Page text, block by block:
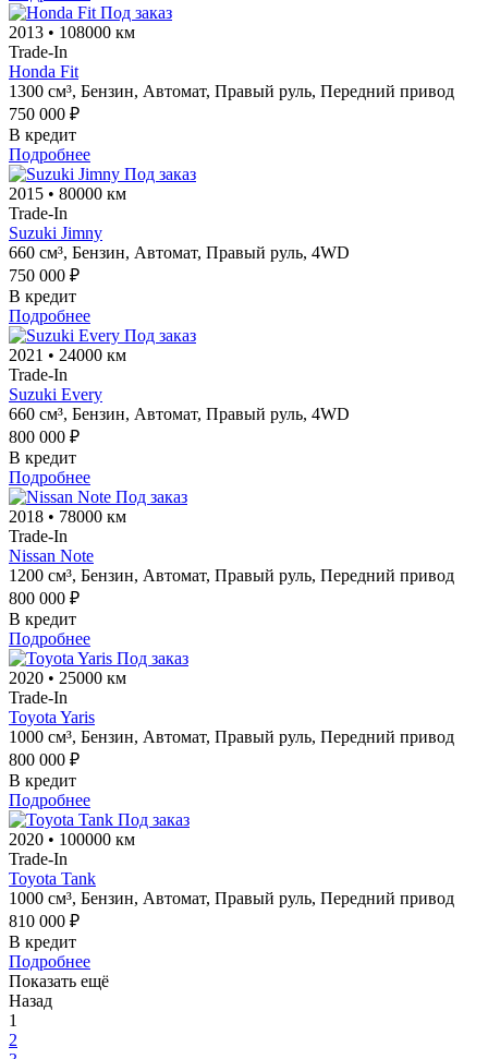
Под заказ
2013 • 108000 км
Trade-In
Honda Fit
1300 см³, Бензин, Автомат, Правый руль, Передний привод
750 000 ₽
В кредит
Подробнее
Под заказ
2015 • 80000 км
Trade-In
Suzuki Jimny
660 см³, Бензин, Автомат, Правый руль, 4WD
750 000 ₽
В кредит
Подробнее
Под заказ
2021 • 24000 км
Trade-In
Suzuki Every
660 см³, Бензин, Автомат, Правый руль, 4WD
800 000 ₽
В кредит
Подробнее
Под заказ
2018 • 78000 км
Trade-In
Nissan Note
1200 см³, Бензин, Автомат, Правый руль, Передний привод
800 000 ₽
В кредит
Подробнее
Под заказ
2020 • 25000 км
Trade-In
Toyota Yaris
1000 см³, Бензин, Автомат, Правый руль, Передний привод
800 000 ₽
В кредит
Подробнее
Под заказ
2020 • 100000 км
Trade-In
Toyota Tank
1000 см³, Бензин, Автомат, Правый руль, Передний привод
810 000 ₽
В кредит
Подробнее
Показать ещё
Назад
1
2